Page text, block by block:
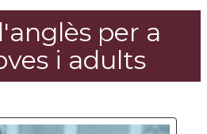
per a
i adults